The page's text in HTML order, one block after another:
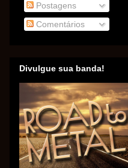
Postagens
Comentários
Divulgue sua banda!